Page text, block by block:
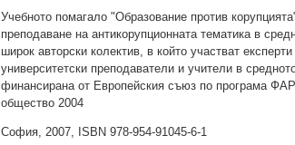
Учебното помагало "Образование против
преподаване на антикорупционната тематика в
широк авторски колектив, в който участват
университетски преподаватели и учители в
финансирана от Европейския съюз по програма
общество 2004
София, 2007, ISBN 978-954-91045-6-1